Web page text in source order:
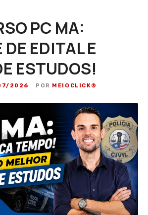
PC MA:
EDITAL E
ESTUDOS!
2026 POR MEIOCLICK®